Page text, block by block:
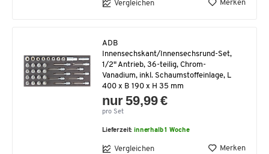
Vergleichen Merken
ADB
Innensechskant/Innensechsrund-Set,
1/2" Antrieb, 36-teilig, Chrom-
Vanadium, inkl. Schaumstoffeinlage, L
400 x B 190 x H 35 mm
nur 59,99 €
pro Set
Lieferzeit:innerhalb 1 Woche
Vergleichen Merken